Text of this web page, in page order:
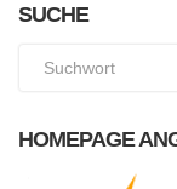
SUCHE
HOMEPAGE